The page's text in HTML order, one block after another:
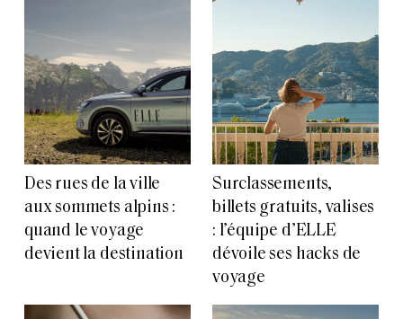
Des rues de la ville
aux sommets alpins :
quand le voyage
devient la destination
Surclassements,
billets gratuits, valises
: l’équipe d’ELLE
dévoile ses hacks de
voyage